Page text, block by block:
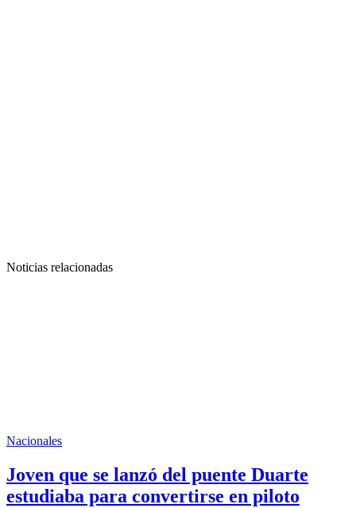
Noticias relacionadas
Nacionales
Joven que se lanzó del puente Duarte
estudiaba para convertirse en piloto